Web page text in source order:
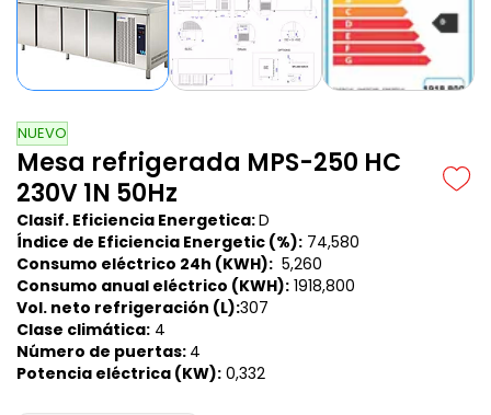
NUEVO
Mesa refrigerada MPS-250 HC
230V 1N 50Hz
Clasif. Eficiencia Energetica:D
Índice de Eficiencia Energetic (%): 74,580
Consumo eléctrico 24h (KWH): 5,260
Consumo anual eléctrico (KWH): 1918,800
Vol. neto refrigeración (L):307
Clase climática: 4
Número de puertas: 4
Potencia eléctrica (KW): 0,332